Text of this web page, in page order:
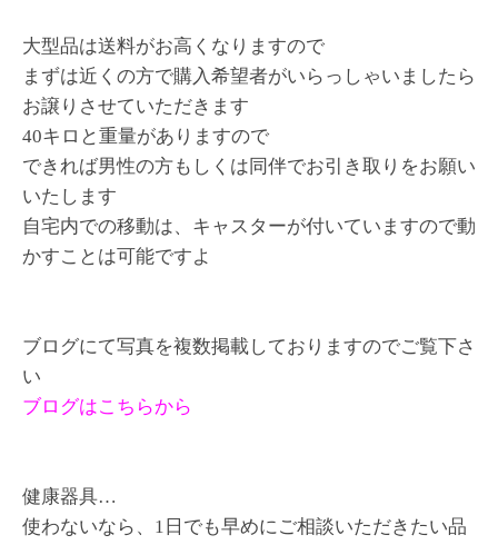
大型品は送料がお高くなりますので
まずは近くの方で購入希望者がいらっしゃいましたら
お譲りさせていただきます
40キロと重量がありますので
できれば男性の方もしくは同伴でお引き取りをお願い
いたします
自宅内での移動は、キャスターが付いていますので動
かすことは可能ですよ
ブログにて写真を複数掲載しておりますのでご覧下さ
い
ブログはこちらから
健康器具…
使わないなら、1日でも早めにご相談いただきたい品